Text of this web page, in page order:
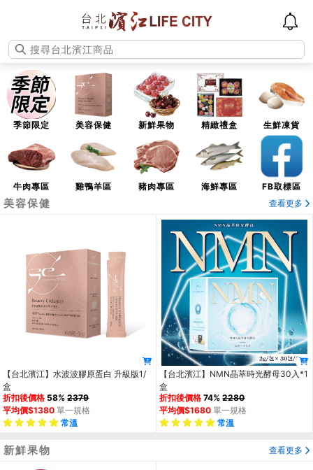
季節限定 美容保健 新鮮果物 精緻禮盒 生鮮凍貨
牛肉專區 雞鴨羊區 豬肉專區 海鮮專區 FB取標區
美容保健 查看更多
【台北濱江】水波波膠原蛋白 升級版1/
盒
折扣後價格 58%2379
平均價$1380 單一規格
常溫
【台北濱江】NMN晶萃時光酵母30入*1
盒
折扣後價格 74%2280
平均價$1680 單一規格
常溫
新鮮果物 查看更多